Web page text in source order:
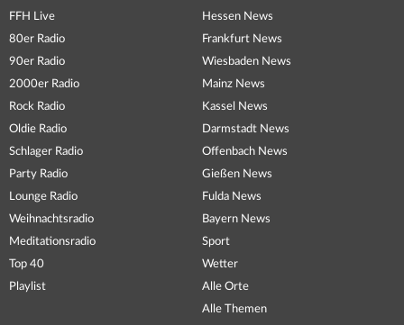
FFH Live
80er Radio
90er Radio
2000er Radio
Rock Radio
Oldie Radio
Schlager Radio
Party Radio
Lounge Radio
Weihnachtsradio
Meditationsradio
Top 40
Playlist
Hessen News
Frankfurt News
Wiesbaden News
Mainz News
Kassel News
Darmstadt News
Offenbach News
Gießen News
Fulda News
Bayern News
Sport
Wetter
Alle Orte
Alle Themen